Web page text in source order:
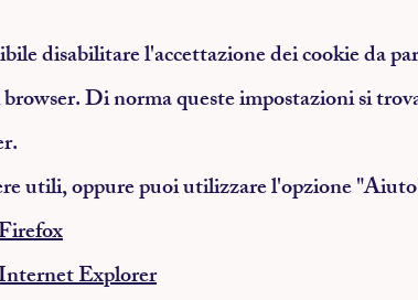
disabilitare l'accettazione dei cookie da
Di norma queste impostazioni si
utili, oppure puoi utilizzare l'opzione
Explorer